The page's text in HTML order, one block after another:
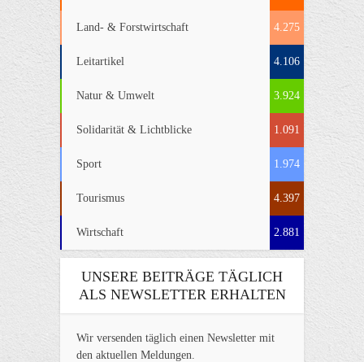
Land- & Forstwirtschaft 4.275
Leitartikel 4.106
Natur & Umwelt 3.924
Solidarität & Lichtblicke 1.091
Sport 1.974
Tourismus 4.397
Wirtschaft 2.881
UNSERE BEITRÄGE TÄGLICH
ALS NEWSLETTER ERHALTEN
Wir versenden täglich einen Newsletter mit
den aktuellen Meldungen.